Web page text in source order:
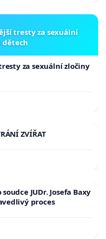
tresty za sexuální
dětech
za sexuální zločiny
ZVÍŘAT
JUDr. Josefa Baxy
proces